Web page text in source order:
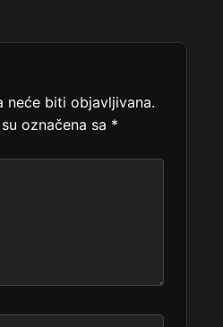
neće biti objavljivana.
označena sa *